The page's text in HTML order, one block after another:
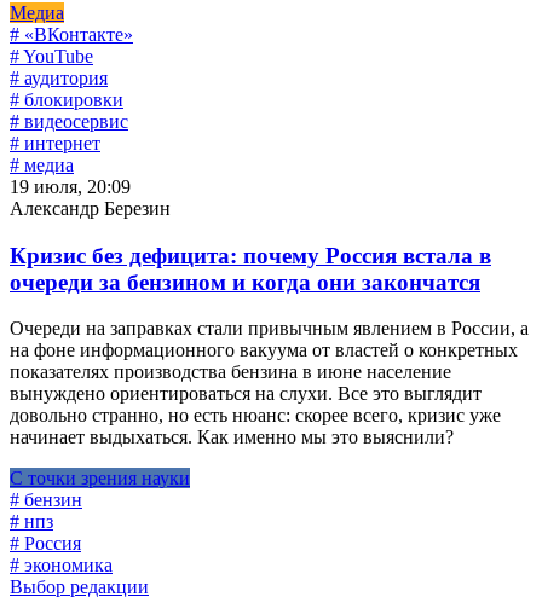
Медиа
# «ВКонтакте»
# YouTube
# аудитория
# блокировки
# видеосервис
# интернет
# медиа
19 июля, 20:09
Александр Березин
Кризис без дефицита: почему Россия встала в
очереди за бензином и когда они закончатся
Очереди на заправках стали привычным явлением в России, а
на фоне информационного вакуума от властей о конкретных
показателях производства бензина в июне население
вынуждено ориентироваться на слухи. Все это выглядит
довольно странно, но есть нюанс: скорее всего, кризис уже
начинает выдыхаться. Как именно мы это выяснили?
С точки зрения науки
# бензин
# нпз
# Россия
# экономика
Выбор редакции